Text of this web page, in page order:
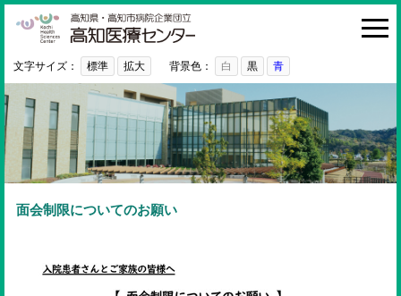
HOME
診療科・部門
入院・お見舞い
病院紹介
医療関係者の方へ
初めての方へ
文字サイズ： 標準 拡大 背景色： 白 黒 青
面会制限についてのお願い